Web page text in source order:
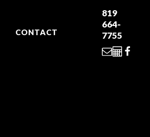
CONTACT
819
664-
7755